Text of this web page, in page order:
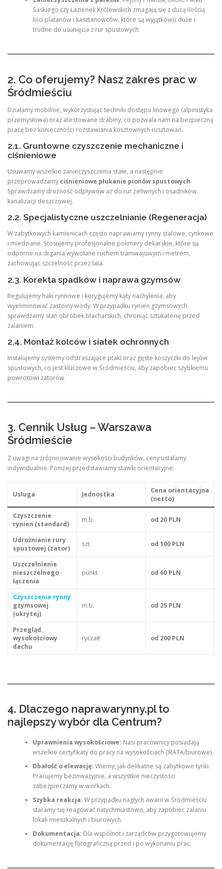
Saskiego czy Łazienek Królewskich zmagają się z dużą ilością
liści platanów i kasztanowców, które są wyjątkowo duże i
trudne do usunięcia z rur spustowych.
2. Co oferujemy? Nasz zakres prac w
Śródmieściu
Działamy mobilnie, wykorzystując techniki dostępu linowego (alpinistyka
przemysłowa) oraz atestowane drabiny, co pozwala nam na bezpieczną
pracę bez konieczności rozstawiania kosztownych rusztowań.
2.1. Gruntowne czyszczenie mechaniczne i
ciśnieniowe
Usuwamy wszelkie zanieczyszczenia stałe, a następnie
przeprowadzamy ciśnieniowe płukanie pionów spustowych.
Sprawdzamy drożność odpływów aż do rur żeliwnych i osadników
kanalizacji deszczowej.
2.2. Specjalistyczne uszczelnianie (Regeneracja)
W zabytkowych kamienicach często naprawiamy rynny stalowe, cynkowe
i miedziane. Stosujemy profesjonalne polimery dekarskie, które są
odporne na drgania wywołane ruchem tramwajowym i metrem,
zachowując szczelność przez lata.
2.3. Korekta spadków i naprawa gzymsów
Regulujemy haki rynnowe i korygujemy kąty nachylenia, aby
wyeliminować zastoiny wody. W przypadku rynien gzymsowych
sprawdzamy stan obróbek blacharskich, chroniąc sztukaterię przed
zalaniem.
2.4. Montaż kolców i siatek ochronnych
Instalujemy systemy odstraszające ptaki oraz gęste koszyczki do lejów
spustowych, co jest kluczowe w Śródmieściu, aby zapobiec szybkiemu
powrotowi zatorów.
3. Cennik Usług – Warszawa
Śródmieście
Z uwagi na zróżnicowanie wysokości budynków, ceny ustalamy
indywidualnie. Poniżej przedstawiamy stawki orientacyjne:
Usługa Jednostka
Cena orientacyjna
(netto)
Czyszczenie
rynien (standard)
m.b. od 20 PLN
Udrożnianie rury
spustowej (zator)
szt. od 100 PLN
Uszczelnienie
nieszczelnego
łączenia
punkt od 60 PLN
Czyszczenie rynny
gzymsowej
(ukrytej)
m.b. od 25 PLN
Przegląd
wysokościowy
dachu
ryczałt od 200 PLN
4. Dlaczego naprawarynny.pl to
najlepszy wybór dla Centrum?
Uprawnienia wysokościowe: Nasi pracownicy posiadają
wszelkie certyfikaty do pracy na wysokościach (IRATA/biurowe).
Dbałość o elewację: Wiemy, jak delikatne są zabytkowe tynki.
Pracujemy bezinwazyjnie, a wszystkie nieczystości
zabezpieczamy w workach.
Szybka reakcja: W przypadku nagłych awarii w Śródmieściu
staramy się reagować natychmiastowo, aby zapobiec zalaniu
lokali mieszkalnych i biurowych.
Dokumentacja: Dla wspólnot i zarządców przygotowujemy
dokumentację fotograficzną przed i po wykonaniu prac.